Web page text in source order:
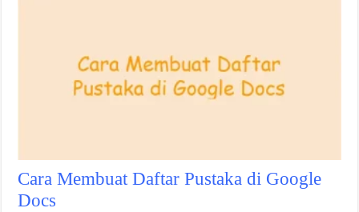
Cara Membuat Daftar Pustaka di Google
Docs